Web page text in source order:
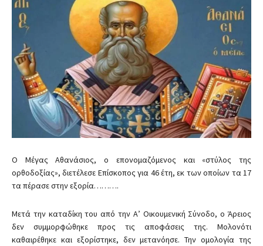
Ο Μέγας Αθανάσιος, ο επονομαζόμενος και «στύλος της
ορθοδοξίας», διετέλεσε Επίσκοπος για 46 έτη, εκ των οποίων τα 17
τα πέρασε στην εξορία……….
Μετά την καταδίκη του από την Α’ Οικουμενική Σύνοδο, ο Άρειος
δεν συμμορφώθηκε προς τις αποφάσεις της. Μολονότι
καθαιρέθηκε και εξορίστηκε, δεν μετανόησε. Την ομολογία της